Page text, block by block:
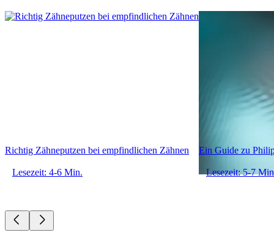
Richtig Zähneputzen bei empfindlichen Zähnen
Lesezeit: 4-6 Min.
Ein Guide zu
Lesezeit: 5-7